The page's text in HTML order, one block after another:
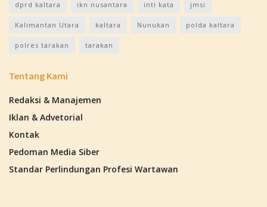
dprd kaltara ikn nusantara inti kata jmsi
Kalimantan Utara kaltara Nunukan polda kaltara
polres tarakan tarakan
Tentang Kami
Redaksi & Manajemen
Iklan & Advetorial
Kontak
Pedoman Media Siber
Standar Perlindungan Profesi Wartawan